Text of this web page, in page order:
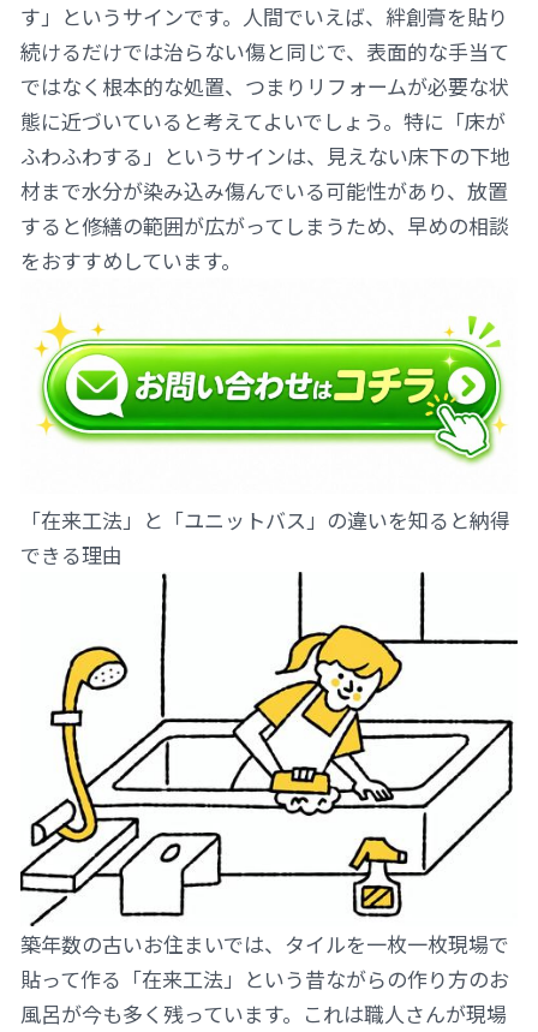
す」というサインです。人間でいえば、絆創膏を貼り
続けるだけでは治らない傷と同じで、表面的な手当て
ではなく根本的な処置、つまりリフォームが必要な状
態に近づいていると考えてよいでしょう。特に「床が
ふわふわする」というサインは、見えない床下の下地
材まで水分が染み込み傷んでいる可能性があり、放置
すると修繕の範囲が広がってしまうため、早めの相談
をおすすめしています。
「在来工法」と「ユニットバス」の違いを知ると納得
できる理由
築年数の古いお住まいでは、タイルを一枚一枚現場で
貼って作る「在来工法」という昔ながらの作り方のお
風呂が今も多く残っています。これは職人さんが現場